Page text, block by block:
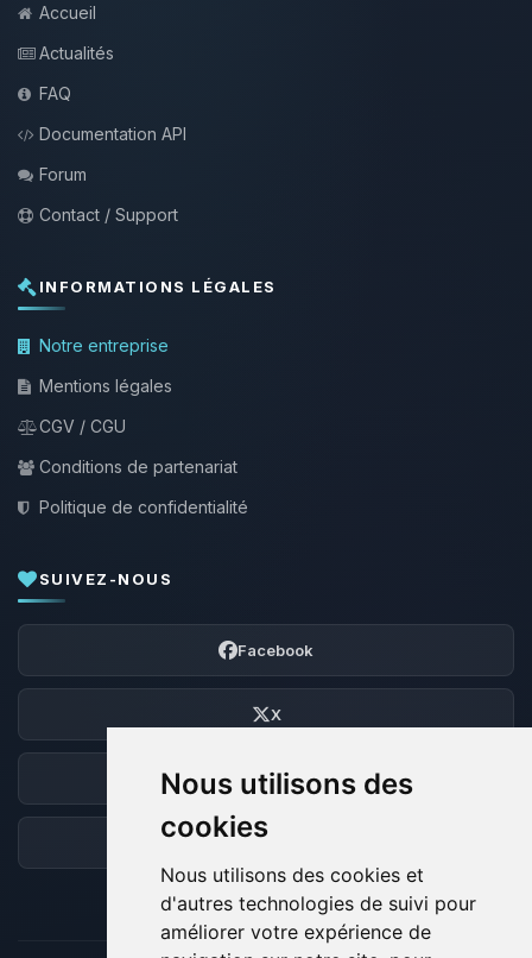
Nous utilisons des
cookies
Nous utilisons des cookies et
d'autres technologies de suivi pour
améliorer votre expérience de
Accueil
Actualités
FAQ
Documentation API
Forum
Contact / Support
INFORMATIONS LÉGALES
Notre entreprise
Mentions légales
CGV / CGU
Conditions de partenariat
Politique de confidentialité
SUIVEZ-NOUS
Facebook
X
Discord
Forum